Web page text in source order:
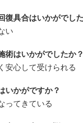
復具合はいかがでし
い
術はいかがでしたか？
安心して受けられる
いかがですか？
ってきている